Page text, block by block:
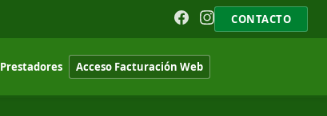
CONTACTO
Prestadores Acceso Facturación Web